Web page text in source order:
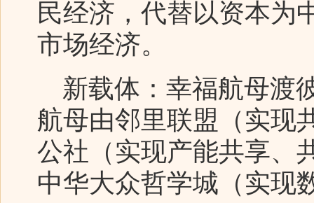
民经济，代替以资本为
市场经济。
新载体：幸福航母渡
航母由邻里联盟（实现
公社（实现产能共享、
中华大众哲学城（实现